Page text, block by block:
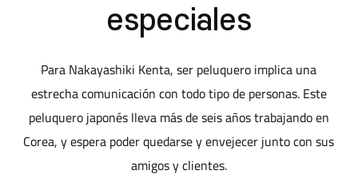
especiales
Para Nakayashiki Kenta, ser peluquero implica una
estrecha comunicación con todo tipo de personas. Este
peluquero japonés lleva más de seis años trabajando en
Corea, y espera poder quedarse y envejecer junto con sus
amigos y clientes.